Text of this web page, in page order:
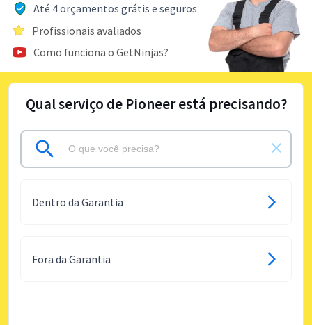
Até 4 orçamentos grátis e seguros
Profissionais avaliados
Como funciona o GetNinjas?
Qual serviço de Pioneer está precisando?
Dentro da Garantia
Fora da Garantia